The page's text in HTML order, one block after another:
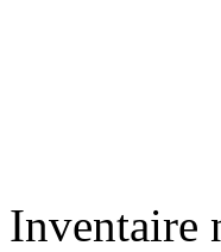
Inventaire